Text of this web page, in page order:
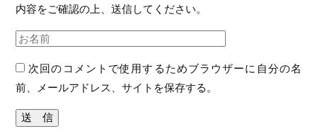
内容をご確認の上、送信してください。
次回のコメントで使用するためブラウザーに自分の名
前、メールアドレス、サイトを保存する。